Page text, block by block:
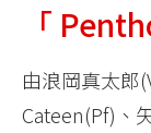
「
由浪岡真太郎
Cateen(Pf)、